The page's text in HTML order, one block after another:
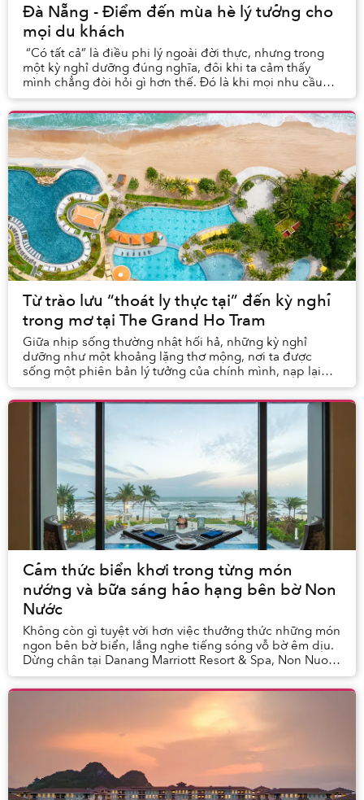
Đà Nẵng - Điểm đến mùa hè lý tưởng cho
mọi du khách
“Có tất cả” là điều phi lý ngoài đời thực, nhưng trong
một kỳ nghỉ dưỡng đúng nghĩa, đôi khi ta cảm thấy
mình chẳng đòi hỏi gì hơn thế. Đó là khi mọi nhu cầu
được thoả mãn, và mọi giác quan được...
Từ trào lưu “thoát ly thực tại” đến kỳ nghỉ
trong mơ tại The Grand Ho Tram
Giữa nhịp sống thường nhật hối hả, những kỳ nghỉ
dưỡng như một khoảng lặng thơ mộng, nơi ta được
sống một phiên bản lý tưởng của chính mình, nạp lại
năng lượng và đôi khi, đủ xa để tạm ngắt kết nối kh...
Cảm thức biển khơi trong từng món
nướng và bữa sáng hảo hạng bên bờ Non
Nước
Không còn gì tuyệt vời hơn việc thưởng thức những món
ngon bên bờ biển, lắng nghe tiếng sóng vỗ bờ êm dịu.
Dừng chân tại Danang Marriott Resort & Spa, Non Nuoc
Beach Villas, thực khách sẽ được trải ng...